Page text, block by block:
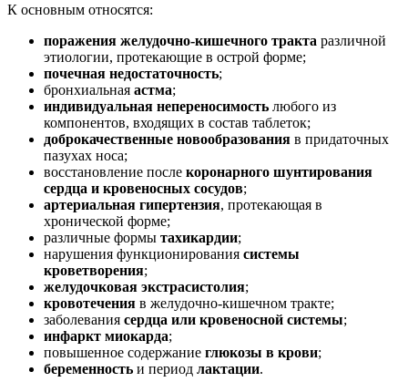
К основным относятся:
поражения желудочно-кишечного тракта различной
этиологии, протекающие в острой форме;
почечная недостаточность;
бронхиальная астма;
индивидуальная непереносимость любого из
компонентов, входящих в состав таблеток;
доброкачественные новообразования в придаточных
пазухах носа;
восстановление после коронарного шунтирования
сердца и кровеносных сосудов;
артериальная гипертензия, протекающая в
хронической форме;
различные формы тахикардии;
нарушения функционирования системы
кроветворения;
желудочковая экстрасистолия;
кровотечения в желудочно-кишечном тракте;
заболевания сердца или кровеносной системы;
инфаркт миокарда;
повышенное содержание глюкозы в крови;
беременность и период лактации.